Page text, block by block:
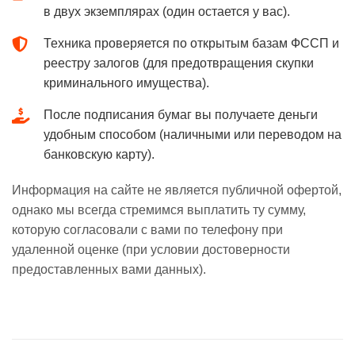
в двух экземплярах (один остается у вас).
Техника проверяется по открытым базам ФССП и
реестру залогов (для предотвращения скупки
криминального имущества).
После подписания бумаг вы получаете деньги
удобным способом (наличными или переводом на
банковскую карту).
Информация на сайте не является публичной офертой,
однако мы всегда стремимся выплатить ту сумму,
которую согласовали с вами по телефону при
удаленной оценке (при условии достоверности
предоставленных вами данных).